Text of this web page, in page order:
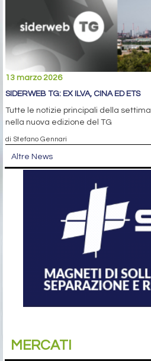
13 marzo 2026
SIDERWEB TG: EX ILVA, CINA ED ETS
Tutte le notizie principali della
nella nuova edizione del TG
di Stefano Gennari
Altre News
MERCATI